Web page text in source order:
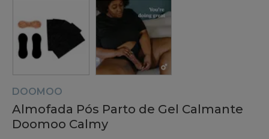
DOOMOO
Almofada Pós Parto de Gel Calmante
Doomoo Calmy